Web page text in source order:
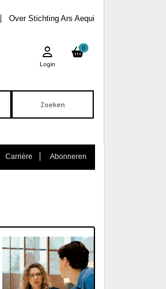
Over Stichting Ars Aequi
0
Login
Carrière Abonneren